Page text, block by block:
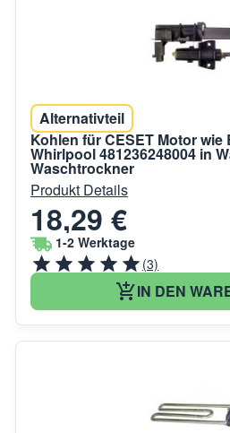
Alternativteil
Kohlen für CESET Motor wie
Whirlpool 481236248004 in
Waschtrockner
Produkt Details
18,29 €
1-2 Werktage
(3)
IN DEN